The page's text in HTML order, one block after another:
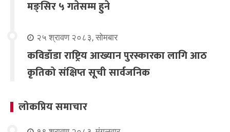
मङ्सिर ५ गतेसम्म हुने
२५ श्रावण २०८३, सोमबार
कविडाँडा राष्ट्रिय आख्यान पुरस्कारका लागि आठ
कृतिको संक्षिप्त सूची सार्वजनिक
लोकप्रिय समाचार